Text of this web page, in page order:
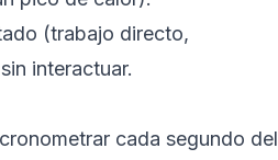
(trabajo directo,
interactuar.
cada segundo del